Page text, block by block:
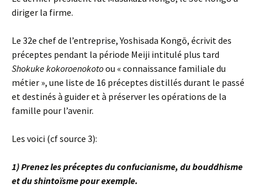
diriger la firme.
Le 32e chef de l’entreprise, Yoshisada Kongō, écrivit des
préceptes pendant la période Meiji intitulé plus tard
Shokuke kokoroenokotoou « connaissance familiale du
métier », une liste de 16 préceptes distillés durant le passé
et destinés à guider et à préserver les opérations de la
famille pour l’avenir.
Les voici (cf source 3):
1) Prenez les préceptes du confucianisme, du bouddhisme
et du shintoïsme pour exemple.